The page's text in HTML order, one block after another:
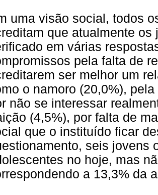
uma visão social, todos
que atualmente
em várias
pela falta de
ser melhor um
o namoro (20,0%),
não se interessar
(4,5%), por falta de
que o instituído ficar
seis jovens
no hoje, mas
a 13,3% da